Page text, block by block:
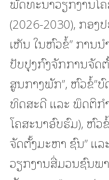
(2026-2030), ກອງ
ເຫັນ ໃນຫົວຂໍ້” ການ
ປັບປຸງກົງຈັກການຈັດ
ສູນກາງພັກ”, ຫົວຂໍ້”
ທິດສະດີ ແລະ ພຶດຕິກ
ໂຄສະນາອົບຮົມ), ຫົ
ຈັດຕັ້ງມະຫາ ຊົນ” ແລ
ວຽກງານສື່ມວນຊົນພ